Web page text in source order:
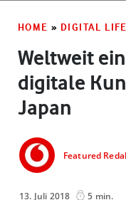
HOME » DIGITAL LIFE
Weltweit
digitale
Japan
Featured
13. Juli 2018 5 min.